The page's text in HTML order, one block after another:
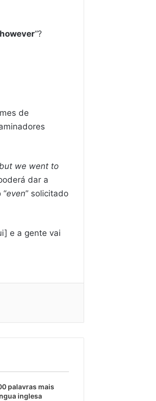
“?
de
we went to
dar a
even” solicitado
e a gente vai
palavras mais
inglesa